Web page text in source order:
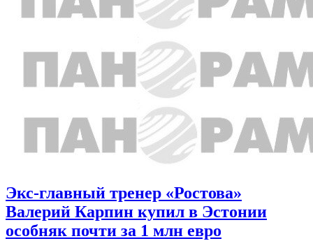
Экс-главный тренер «Ростова»
Валерий Карпин купил в Эстонии
особняк почти за 1 млн евро